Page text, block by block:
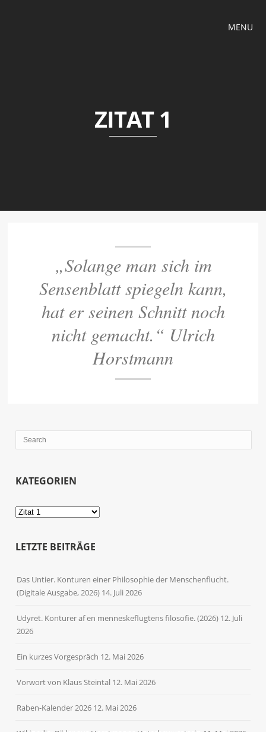
MENU
ZITAT 1
„Solange man sich im
Sensenblatt spiegeln kann,
hat er seinen Schnitt noch
nicht gemacht.“ Ulrich
Horstmann
KATEGORIEN
Kategorien
LETZTE BEITRÄGE
Das Untier. Konturen einer Philosophie der Menschenflucht.
(Digitale Ausgabe, 2026) 14. Juli 2026
Udyret. Konturer af en menneskeflugtens filosofie. (2026) 12. Juli
2026
Ein kurzes Vorgespräch 12. Mai 2026
Vorwort von Klaus Steintal 12. Mai 2026
Raben-Kalender 2026 12. Mai 2026